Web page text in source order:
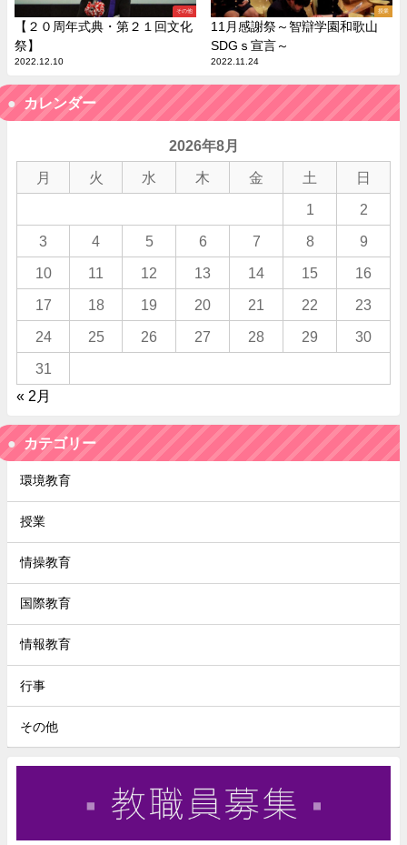
その他
【２０周年式典・第２１回文化
祭】
2022.12.10
授業
11月感謝祭～智辯学園和歌山
SDGｓ宣言～
2022.11.24
カレンダー
2026年8月
月 火 水 木 金 土 日
1 2
3 4 5 6 7 8 9
10 11 12 13 14 15 16
17 18 19 20 21 22 23
24 25 26 27 28 29 30
31
« 2月
カテゴリー
環境教育
授業
情操教育
国際教育
情報教育
行事
その他